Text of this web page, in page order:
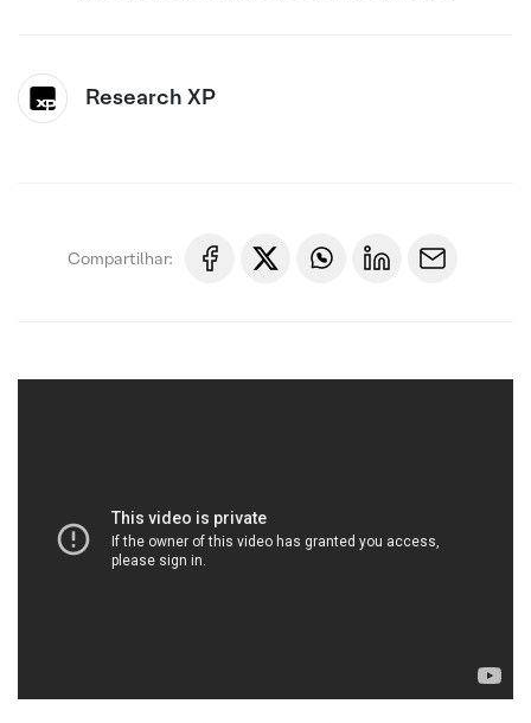
Research XP
Compartilhar: